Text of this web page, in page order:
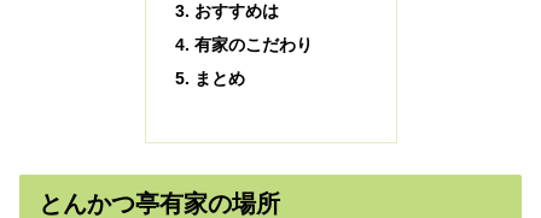
おすすめは
有家のこだわり
まとめ
とんかつ亭有家の場所